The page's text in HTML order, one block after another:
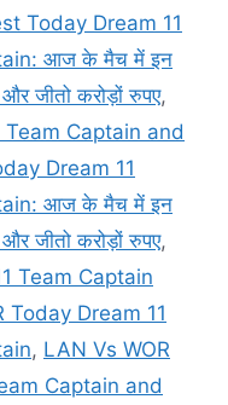
Today Dream 11
आज के मैच में इन
जीतो करोड़ों रुपए,
Team Captain and
Dream 11
आज के मैच में इन
जीतो करोड़ों रुपए,
Team Captain
Today Dream 11
, LAN Vs WOR
Captain and